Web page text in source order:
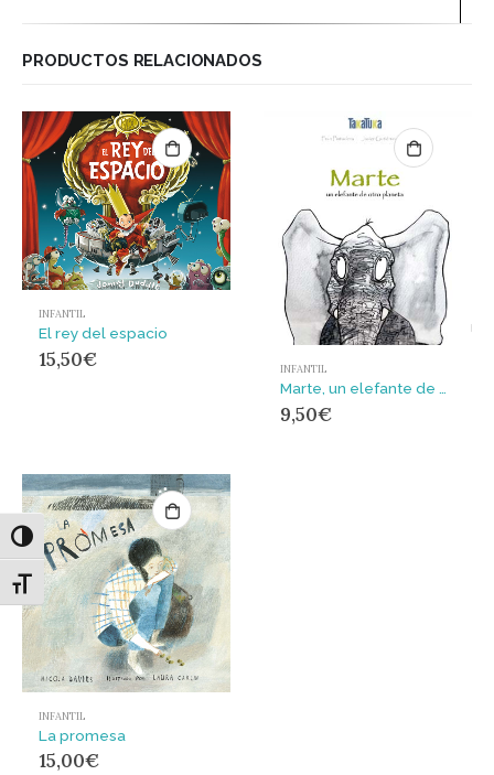
Alternar alto contraste
Alternar tamaño de letra
PRODUCTOS RELACIONADOS
INFANTIL
El rey del espacio
15,50€ INFANTIL
Marte, un elefante de otro planeta
9,50€
INFANTIL
La promesa
15,00€